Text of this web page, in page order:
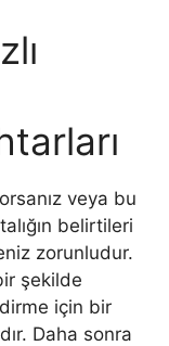
veya bu
belirtileri
zorunludur.
şekilde
için bir
Daha sonra